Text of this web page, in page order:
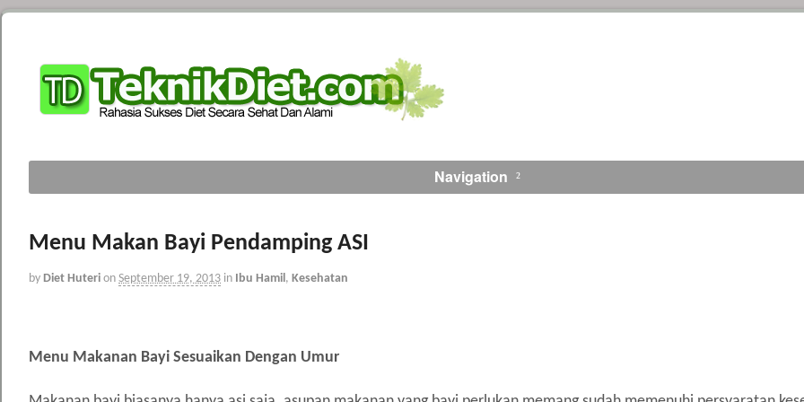
Navigation
Menu Makan Bayi Pendamping ASI
by Diet Huteri on September 19, 2013 in Ibu Hamil , Kesehatan
Menu Makanan Bayi Sesuaikan Dengan Umur